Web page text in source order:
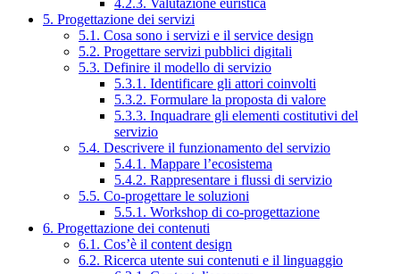
5. Progettazione dei servizi
5.1. Cosa sono i servizi e il service design
5.2. Progettare servizi pubblici digitali
5.3. Definire il modello di servizio
5.3.1. Identificare gli attori coinvolti
5.3.2. Formulare la proposta di valore
5.3.3. Inquadrare gli elementi costitutivi del
servizio
5.4. Descrivere il funzionamento del servizio
5.4.1. Mappare l’ecosistema
5.4.2. Rappresentare i flussi di servizio
5.5. Co-progettare le soluzioni
5.5.1. Workshop di co-progettazione
6. Progettazione dei contenuti
6.1. Cos’è il content design
6.2. Ricerca utente sui contenuti e il linguaggio